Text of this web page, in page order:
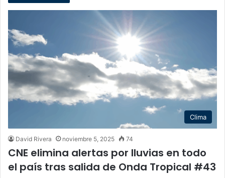
Clima
David Rivera noviembre 5, 2025 74
CNE elimina alertas por lluvias en todo
el país tras salida de Onda Tropical #43